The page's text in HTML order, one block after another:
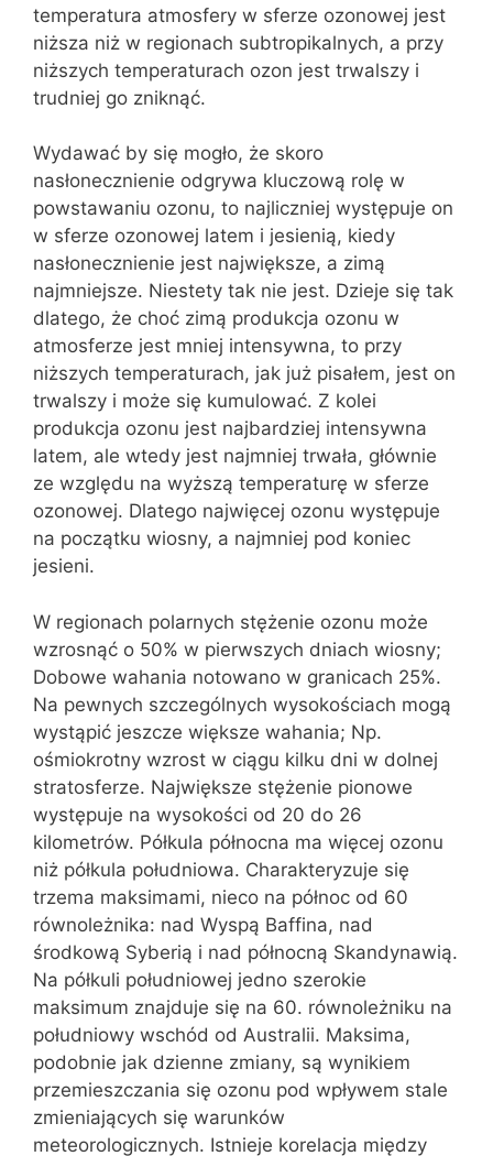
temperatura atmosfery w sferze ozonowej jest
niższa niż w regionach subtropikalnych, a przy
niższych temperaturach ozon jest trwalszy i
trudniej go zniknąć.
Wydawać by się mogło, że skoro
nasłonecznienie odgrywa kluczową rolę w
powstawaniu ozonu, to najliczniej występuje on
w sferze ozonowej latem i jesienią, kiedy
nasłonecznienie jest największe, a zimą
najmniejsze. Niestety tak nie jest. Dzieje się tak
dlatego, że choć zimą produkcja ozonu w
atmosferze jest mniej intensywna, to przy
niższych temperaturach, jak już pisałem, jest on
trwalszy i może się kumulować. Z kolei
produkcja ozonu jest najbardziej intensywna
latem, ale wtedy jest najmniej trwała, głównie
ze względu na wyższą temperaturę w sferze
ozonowej. Dlatego najwięcej ozonu występuje
na początku wiosny, a najmniej pod koniec
jesieni.
W regionach polarnych stężenie ozonu może
wzrosnąć o 50% w pierwszych dniach wiosny;
Dobowe wahania notowano w granicach 25%.
Na pewnych szczególnych wysokościach mogą
wystąpić jeszcze większe wahania; Np.
ośmiokrotny wzrost w ciągu kilku dni w dolnej
stratosferze. Największe stężenie pionowe
występuje na wysokości od 20 do 26
kilometrów. Półkula północna ma więcej ozonu
niż półkula południowa. Charakteryzuje się
trzema maksimami, nieco na północ od 60
równoleżnika: nad Wyspą Baffina, nad
środkową Syberią i nad północną Skandynawią.
Na półkuli południowej jedno szerokie
maksimum znajduje się na 60. równoleżniku na
południowy wschód od Australii. Maksima,
podobnie jak dzienne zmiany, są wynikiem
przemieszczania się ozonu pod wpływem stale
zmieniających się warunków
meteorologicznych. Istnieje korelacja między